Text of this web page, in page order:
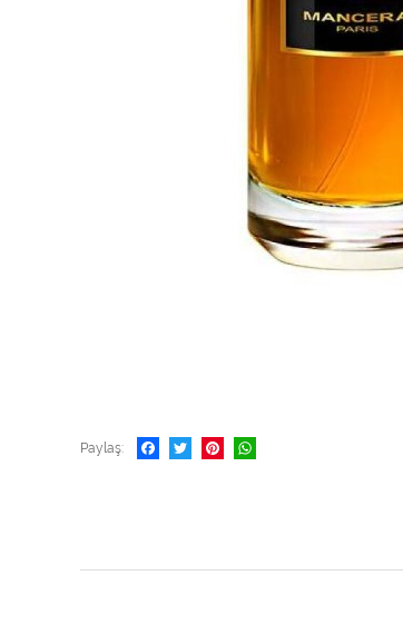
Paylaş